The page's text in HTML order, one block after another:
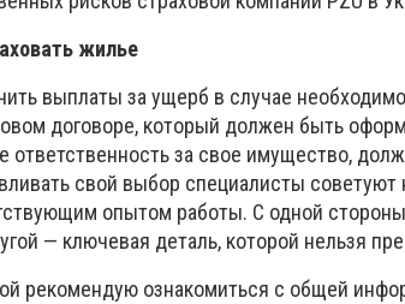
жилье
выплаты за ущерб в случае
договоре, который должен быть
ответственность за свое имущество,
свой выбор специалисты
опытом работы. С одной
— ключевая деталь, которой нельзя
рекомендую ознакомиться с общей